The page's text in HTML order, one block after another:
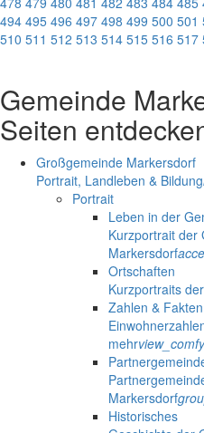
494 495 496 497 498 499 500 501
510 511 512 513 514 515 516 517
Gemeinde
Seiten
Großgemeinde Markersdorf
Portrait, Landleben & Bildung
Portrait
Leben in der
Kurzportrait der
Markersdorf
Ortschaften
Kurzportraits
Zahlen & Fakten
mehrview_comfy
Markersdorf
Historisches